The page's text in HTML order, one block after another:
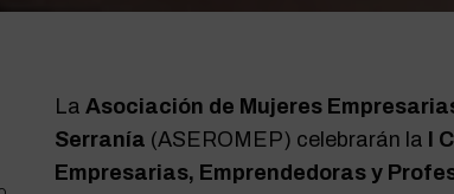
La Asociación de Mujeres
Serranía (ASEROMEP) celebrarán la
I
Empresarias, Emprendedoras y